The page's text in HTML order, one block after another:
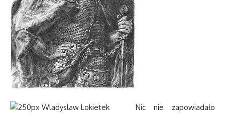
Nic nie zapowiadało